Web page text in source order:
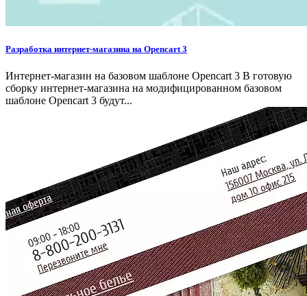
Разработка интернет-магазина на Opencart 3
Интернет-магазин на базовом шаблоне Opencart 3 В готовую
сборку интернет-магазина на модифицированном базовом
шаблоне Opencart 3 будут...